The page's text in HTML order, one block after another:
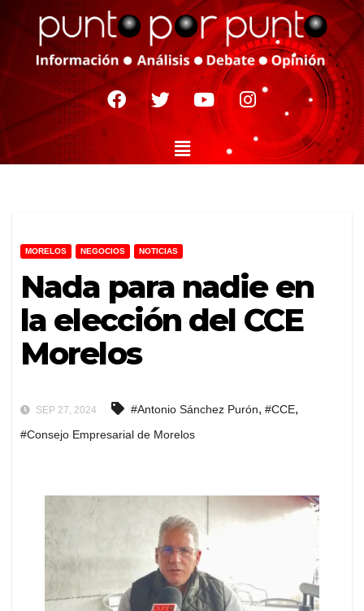
MORELOS NEGOCIOS NOTICIAS
Nada para nadie en
la elección del CCE
Morelos
SEP 27, 2024 #Antonio Sánchez Purón, #CCE,
#Consejo Empresarial de Morelos